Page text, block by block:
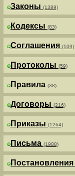
Законы (1389)
Кодексы (83)
Соглашения (109)
Протоколы (59)
Правила (38)
Договоры (216)
Приказы (1264)
Письма (1988)
Постановления